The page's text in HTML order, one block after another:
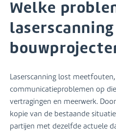
Welke
Laserscanning lost
communicatieproblemen op
vertragingen en meerwerk.
kopie van de bestaande
partijen met dezelfde actuele